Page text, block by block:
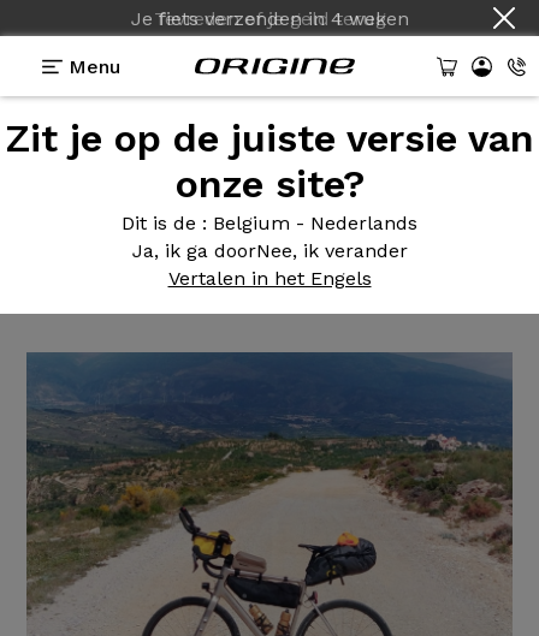
Je fiets verzendenin4 weken
Menu
Zit je op de juiste versie van
onze site?
Dit is de : Belgium - Nederlands
Ja, ik ga doorNee, ik verander
Vertalen in het Engels
Getuigenissen>Graxx GTO - Shimano GRX 2x12v -
Prymahl Vega A30 Pro
Graxx GTO- Shimano GRX
2x12v - Prymahl Vega A30 Pro